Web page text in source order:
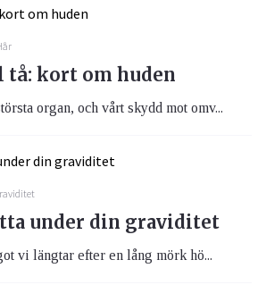
kort om huden
organ, och vårt skydd mot omv...
under din graviditet
vi längtar efter en lång mörk hö...